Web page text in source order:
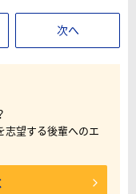
次へ
志望する後輩へのエ